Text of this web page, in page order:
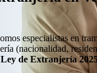
especialistas en
(nacionalidad,
Ley de Extranjería